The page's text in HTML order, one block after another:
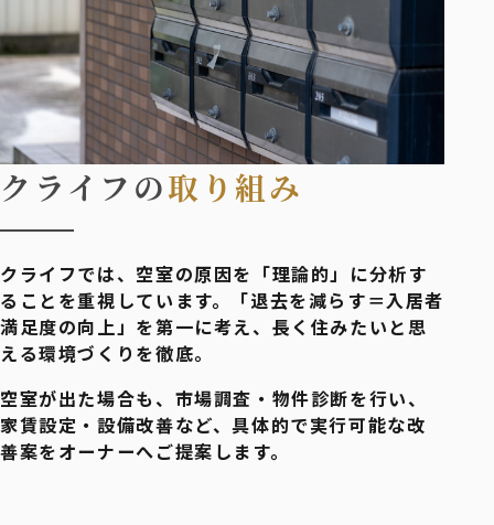
クライフの取り組み
クライフでは、空室の原因を「理論的」に分析す
ることを重視しています。「退去を減らす＝入居者
満足度の向上」を第一に考え、長く住みたいと思
える環境づくりを徹底。
空室が出た場合も、市場調査・物件診断を行い、
家賃設定・設備改善など、具体的で実行可能な改
善案をオーナーへご提案します。